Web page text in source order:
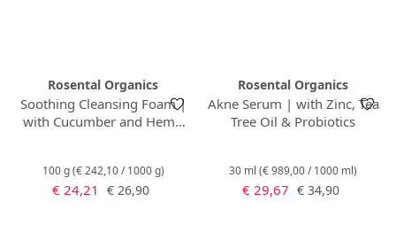
Rosental Organics
Soothing Cleansing Foam |
with Cucumber and Hemp
100 g(€ 242,10 / 1000 g)
Verkaufspreis:
€ 24,21 Regulärer Preis:
€ 26,90
Rosental Organics
Akne Serum | with Zinc, Tea
Tree Oil & Probiotics
30 ml (€ 989,00 / 1000 ml)
Verkaufspreis:
€ 29,67 Regulärer Preis:
€ 34,90